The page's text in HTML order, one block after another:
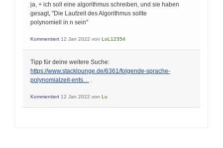
ja, + ich soll eine algorithmus schreiben, und sie haben
gesagt, "Die Laufzeit des Algorithmus sollte
polynomiell in n sein"
Kommentiert 12 Jan 2022 von LoL12354
Tipp für deine weitere Suche:
https://www.stacklounge.de/6361/folgende-sprache-
polynomialzeit-ents…
Kommentiert 12 Jan 2022 von Lu